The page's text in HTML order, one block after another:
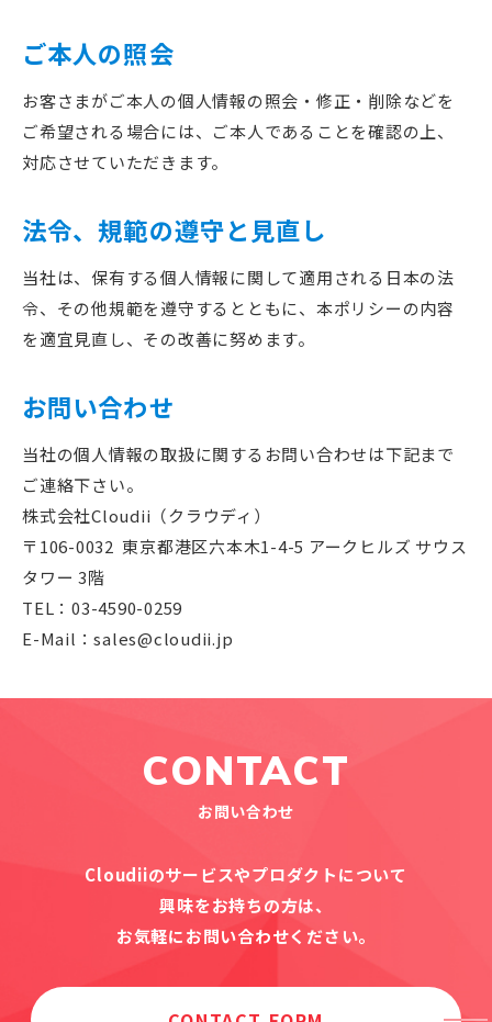
ご本人の照会
お客さまがご本人の個人情報の照会・修正・削除などを
ご希望される場合には、ご本人であることを確認の上、
対応させていただきます。
法令、規範の遵守と見直し
当社は、保有する個人情報に関して適用される日本の法
令、その他規範を遵守するとともに、本ポリシーの内容
を適宜見直し、その改善に努めます。
お問い合わせ
当社の個人情報の取扱に関するお問い合わせは下記まで
ご連絡下さい。
株式会社Cloudii（クラウディ）
〒106-0032 東京都港区六本木1-4-5 アークヒルズ サウス
タワー 3階
TEL：03-4590-0259
E-Mail：sales@cloudii.jp
CONTACT
お問い合わせ
Cloudiiのサービスやプロダクトについて
興味をお持ちの方は、
お気軽にお問い合わせください。